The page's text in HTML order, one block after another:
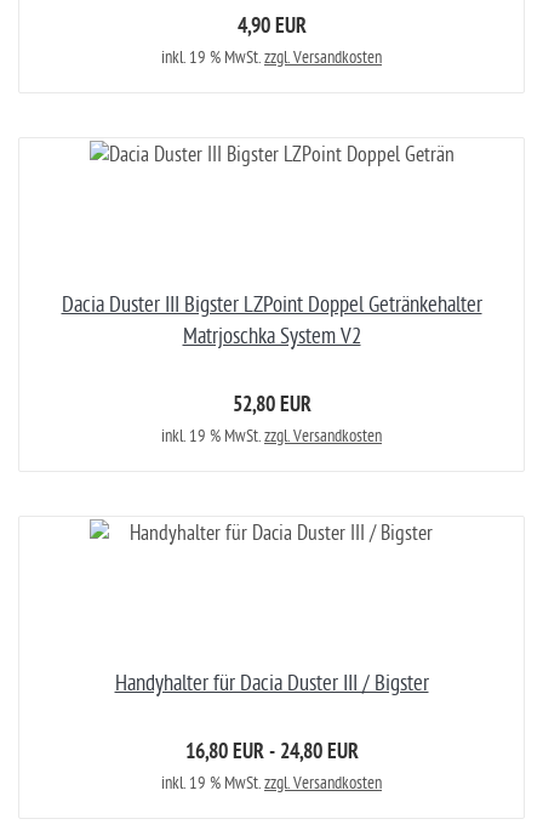
4,90 EUR
inkl. 19 % MwSt.zzgl. Versandkosten
Dacia Duster III Bigster LZPoint Doppel Getränkehalter
Matrjoschka System V2
52,80 EUR
inkl. 19 % MwSt.zzgl. Versandkosten
Handyhalter für Dacia Duster III / Bigster
16,80 EUR - 24,80 EUR
inkl. 19 % MwSt.zzgl. Versandkosten